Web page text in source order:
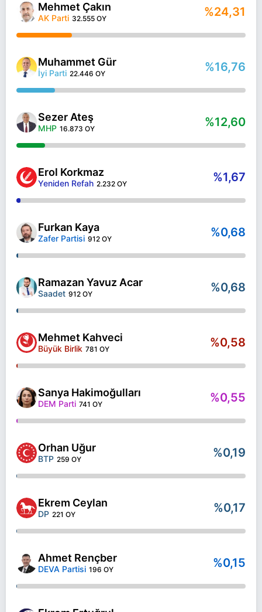
Mehmet Çakın
AK Parti 32.555 OY %24,31
Muhammet Gür
İyi Parti 22.446 OY %16,76
Sezer Ateş
MHP 16.873 OY %12,60
Erol Korkmaz
Yeniden Refah 2.232 OY %1,67
Furkan Kaya
Zafer Partisi 912 OY %0,68
Ramazan Yavuz Acar
Saadet 912 OY %0,68
Mehmet Kahveci
Büyük Birlik 781 OY %0,58
Sanya Hakimoğulları
DEM Parti 741 OY %0,55
Orhan Uğur
BTP 259 OY %0,19
Ekrem Ceylan
DP 221 OY %0,17
Ahmet Rençber
DEVA Partisi 196 OY %0,15